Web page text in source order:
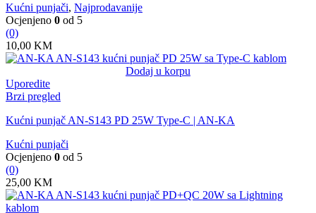
Kućni punjači, Najprodavanije
Ocjenjeno 0 od 5
(0)
10,00 KM
Dodaj u korpu
Uporedite
Brzi pregled
Kućni punjač AN-S143 PD 25W Type-C | AN-KA
Kućni punjači
Ocjenjeno 0 od 5
(0)
25,00 KM